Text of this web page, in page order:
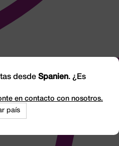
desde Spanien. ¿Es
en contacto con nosotros.
país